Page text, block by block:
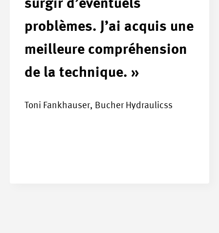
surgir d’éventuels
problèmes. J’ai acquis une
meilleure compréhension
de la technique. »
Toni Fankhauser, Bucher Hydraulicss